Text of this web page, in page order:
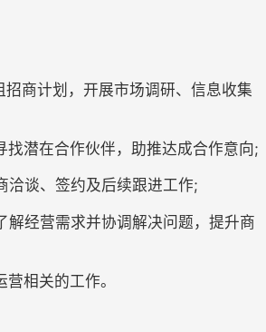
招商计划，开展市场调研、信息收集
找潜在合作伙伴，助推达成合作意向;
洽谈、签约及后续跟进工作;
解经营需求并协调解决问题，提升商
相关的工作。